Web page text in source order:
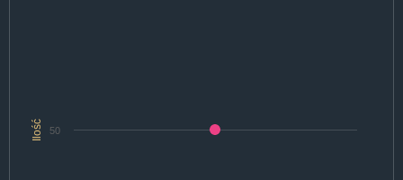
Ilość 50